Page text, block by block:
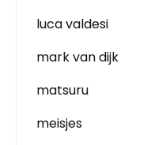
luca valdesi
mark van dijk
matsuru
meisjes